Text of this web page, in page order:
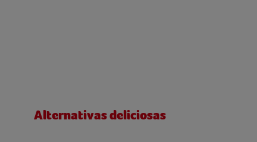
Alternativas deliciosas